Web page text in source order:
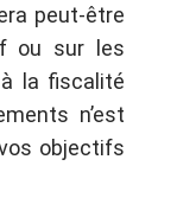
peut-être
ou sur les
la fiscalité
n’est
objectifs